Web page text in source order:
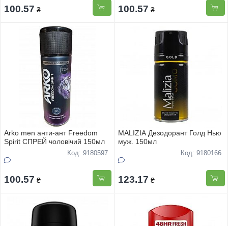
100.57 ₴ 100.57 ₴
Arko men анти-ант Freedom
Spirit СПРЕЙ чоловічий 150мл
Код: 9180597
100.57 ₴
MALIZIA Дезодорант Голд Нью
муж. 150мл
Код: 9180166
123.17 ₴